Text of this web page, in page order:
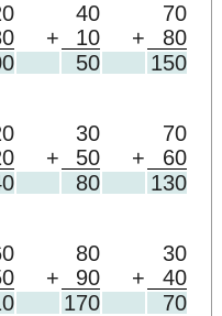
40
70
+ 10 +
80
50 150
30
70
+ 50 +
60
80 130
80
30
+ 90 +
40
170 70